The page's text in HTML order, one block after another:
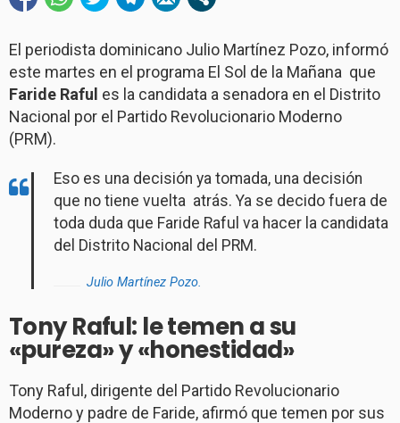
El periodista dominicano Julio Martínez Pozo, informó
este martes en el programa El Sol de la Mañana que
Faride Raful es la candidata a senadora en el Distrito
Nacional por el Partido Revolucionario Moderno
(PRM).
Eso es una decisión ya tomada, una decisión
que no tiene vuelta atrás. Ya se decido fuera de
toda duda que Faride Raful va hacer la candidata
del Distrito Nacional del PRM.
Julio Martínez Pozo.
Tony Raful: le temen a su
«pureza» y «honestidad»
Tony Raful, dirigente del Partido Revolucionario
Moderno y padre de Faride, afirmó que temen por sus